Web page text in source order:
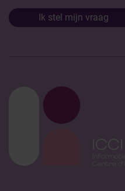
Ik stel mijn vraag